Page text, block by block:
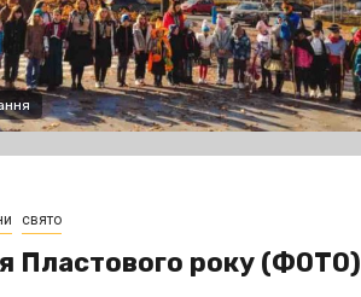
свято
Пластового року (ФОТО)